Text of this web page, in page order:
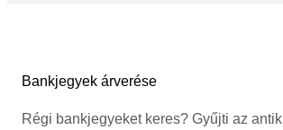
Bankjegyek árverése
Régi bankjegyeket keres? Gyűjti az antik